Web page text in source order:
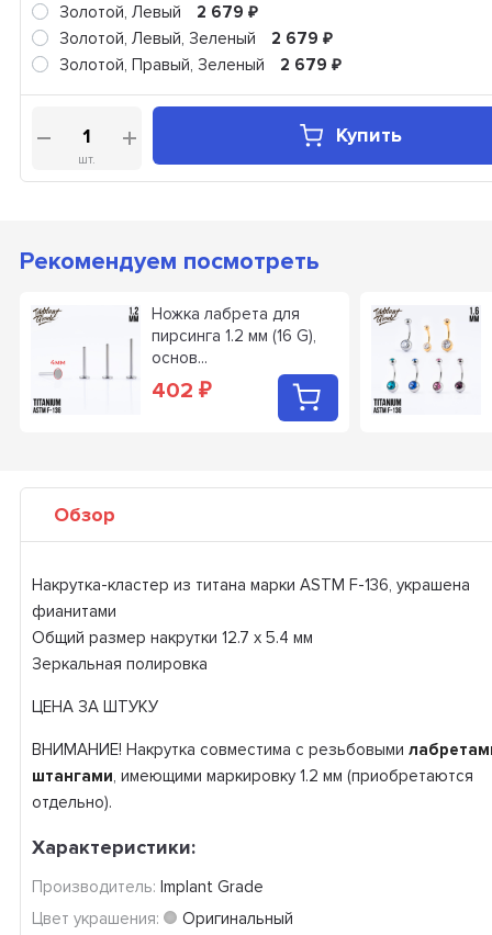
Золотой, Левый 2 679₽
Золотой, Левый, Зеленый 2 679₽
Золотой, Правый, Зеленый 2 679₽
шт.
Купить
Рекомендуем посмотреть
Ножка лабрета для
пирсинга 1.2 мм (16 G),
основ...
402₽
Обзор
Накрутка-кластер из титана марки ASTM F-136, украшена
фианитами
Общий размер накрутки 12.7 х 5.4 мм
Зеркальная полировка
ЦЕНА ЗА ШТУКУ
ВНИМАНИЕ! Накрутка совместима с резьбовыми
штангами, имеющими маркировку 1.2 мм (приобретаются
отдельно).
Характеристики:
Производитель:Implant Grade
Цвет украшения:
Оригинальный